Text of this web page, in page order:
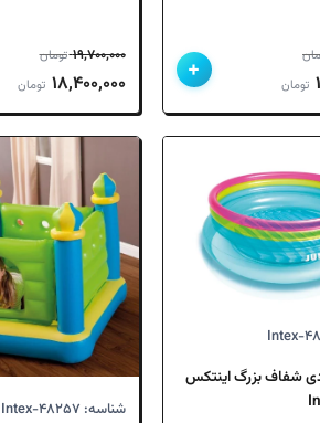
۱۵,۵۰۰,۰۰۰ تومان
تومانقیمت
فعلی
۱۴,۵۰۰,۰۰۰ تومان
است.
+ ۱۹,۷۰۰,۰۰۰ تومان
قیمت
اصلی
۱۹,۷۰۰,۰۰۰ تومان
بود.
۱۸,۴۰۰,۰۰۰ تومان
شفاف بزرگ اینتکس
شناسه: Intex-۴۸۲۵۷